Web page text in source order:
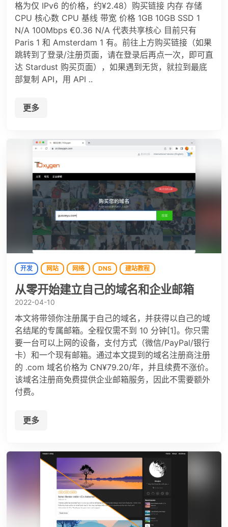
格为仅 IPv6 的价格，约¥2.48）购买链接 内存 存储
CPU 核心数 CPU 基线 带宽 价格 1GB 10GB SSD 1
N/A 100Mbps €0.36 N/A 代表共享核心 目前只有
Paris 1 和 Amsterdam 1 有。前往上方购买链接（如果
跳转到了登录/注册页面，请在登录后再点一次，即可直
达 Stardust 购买页面），如果遇到无货，就拉到最底
部复制 API，用 API ..
更多
开发 网站 网络 DNS 建站教程
从零开始建立自己的域名和企业邮箱
2022-04-10
本文将带领你注册属于自己的域名，并获得以自己的域
名结尾的专属邮箱。全程仅需不到 10 分钟[1]。你只需
要一台可以上网的设备，支付方式（微信/PayPal/银行
卡）和一个现有邮箱。通过本文提到的域名注册商注册
的 .com 域名价格为 CN¥79.20/年，并且续费不涨价。
该域名注册商免费提供企业邮箱服务，因此不需要额外
付费。
更多